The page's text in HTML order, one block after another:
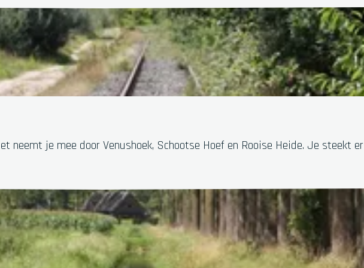
neemt je mee door Venushoek, Schootse Hoef en Rooise Heide. Je steekt